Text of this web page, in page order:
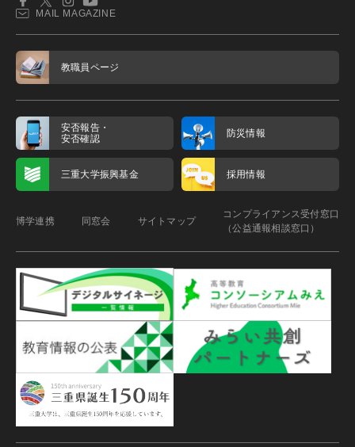
MAIL MAGAZINE
教職員ページ
安否報告・
安否確認
防災情報
三重大学振興基金 採用情報
博学連携 同窓会 サイトマップ
コンプライアンス受付窓口
（公益通報相談窓口）